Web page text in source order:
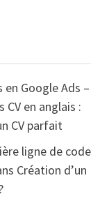
Google Ads –
CV en anglais :
CV parfait
ligne de code
Création d’un